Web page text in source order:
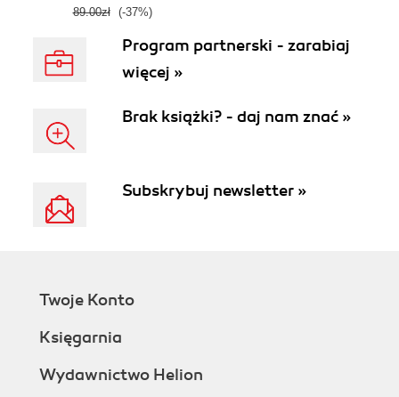
89.00zł (-37%)
Program partnerski - zarabiaj
więcej »
Brak książki? - daj nam znać »
Subskrybuj newsletter »
Twoje Konto
Księgarnia
Wydawnictwo Helion